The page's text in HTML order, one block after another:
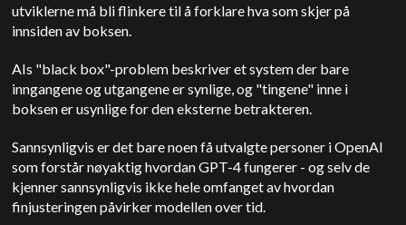
utviklerne må bli flinkere til å forklare hva som skjer på
innsiden av boksen.
AIs "black box"-problem beskriver et system der bare
inngangene og utgangene er synlige, og "tingene" inne i
boksen er usynlige for den eksterne betrakteren.
Sannsynligvis er det bare noen få utvalgte personer i OpenAI
som forstår nøyaktig hvordan GPT-4 fungerer - og selv de
kjenner sannsynligvis ikke hele omfanget av hvordan
finjusteringen påvirker modellen over tid.